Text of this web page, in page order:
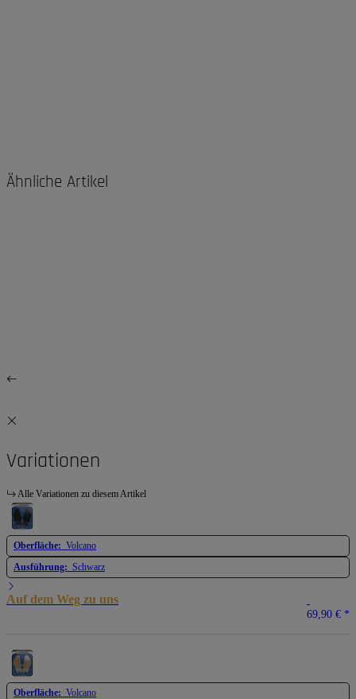
Ähnliche Artikel
Variationen
Alle Variationen zu diesem Artikel
Oberfläche: Volcano
Ausführung: Schwarz
Auf dem Weg zu uns
69,90 € *
Oberfläche: Volcano